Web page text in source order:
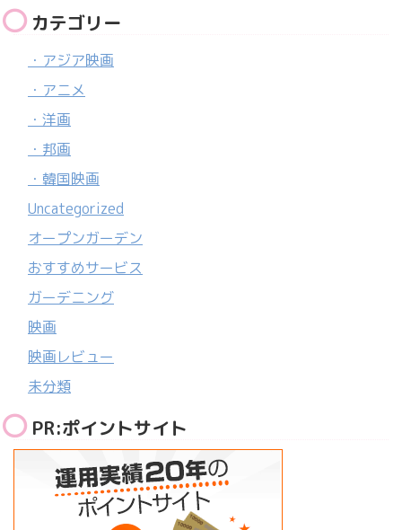
カテゴリー
・アジア映画
・アニメ
・洋画
・邦画
・韓国映画
Uncategorized
オープンガーデン
おすすめサービス
ガーデニング
映画
映画レビュー
未分類
PR:ポイントサイト